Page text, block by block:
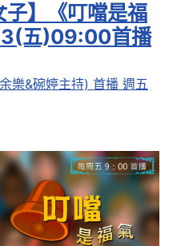
子】《叮噹是福
五)09:00首播
樂&碗婷主持) 首播 週五